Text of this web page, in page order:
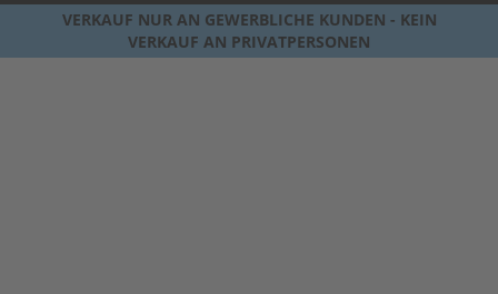
VERKAUF NUR AN GEWERBLICHE KUNDEN - KEIN
VERKAUF AN PRIVATPERSONEN